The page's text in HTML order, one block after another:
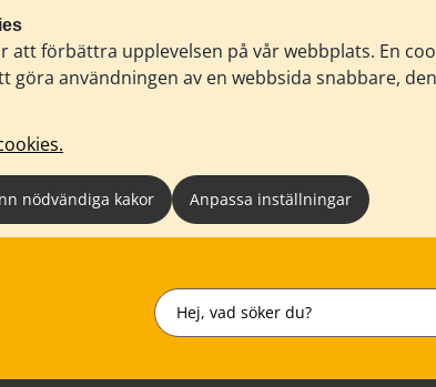
att förbättra upplevelsen på vår webbplats. En
göra användningen av en webbsida snabbare,
nödvändiga kakor Anpassa inställningar
Sök